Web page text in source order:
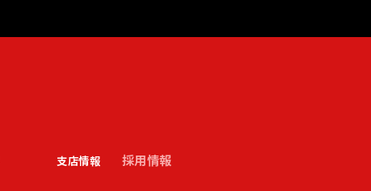
支店情報 採用情報